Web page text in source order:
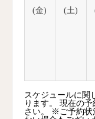
(金) (土)
スケジュールに関
ります。 現在の
さい。 ※ご予約状